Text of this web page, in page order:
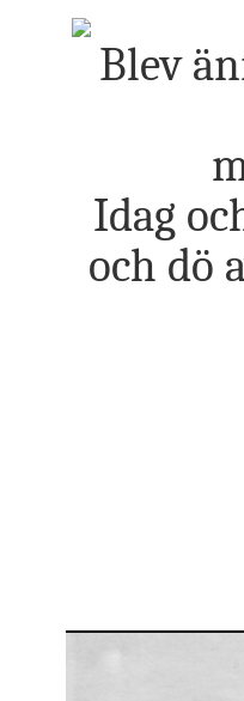
Blev
Idag
och dö